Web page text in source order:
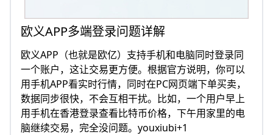
欧义APP多端登录问题详解
欧义APP（也就是欧亿）支持手机和电脑同时登录同
一个账户，这让交易更方便。根据官方说明，你可以
用手机APP看实时行情，同时在PC网页端下单买卖，
数据同步很快，不会互相干扰。比如，一个用户早上
用手机在香港登录查看比特币价格，下午用家里的电
脑继续交易，完全没问题。youxiubi+1